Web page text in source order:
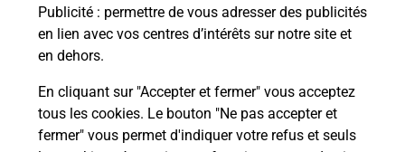
Publicité : permettre de vous adresser des publicités
en lien avec vos centres d’intérêts sur notre site et
en dehors.
En cliquant sur "Accepter et fermer" vous acceptez
tous les cookies. Le bouton "Ne pas accepter et
fermer" vous permet d'indiquer votre refus et seuls
Comment est installée la
téléassistance classique ?
Localiser Liste
Liste - téléassistance